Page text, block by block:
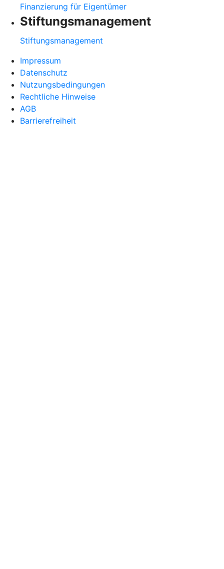
Finanzierung für Eigentümer
Stiftungsmanagement
Stiftungsmanagement
Impressum
Datenschutz
Nutzungsbedingungen
Rechtliche Hinweise
AGB
Barrierefreiheit